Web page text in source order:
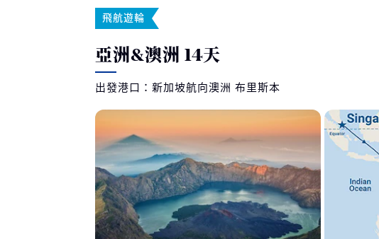
飛航遊輪
亞洲&澳洲 14天
出發港口：新加坡航向澳洲 布里斯本